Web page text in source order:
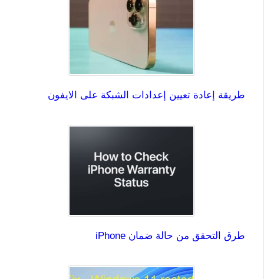
طريقة إعادة تعيين إعدادات الشبكة على الايفون
طرق التحقق من حالة ضمان iPhone